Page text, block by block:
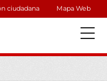
ciudadana Mapa Web